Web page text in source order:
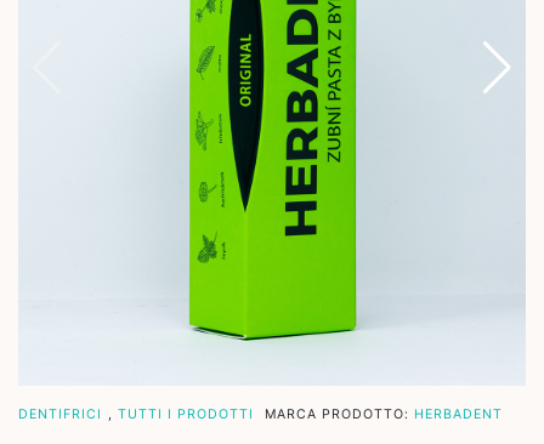
DENTIFRICI TUTTI I PRODOTTI MARCA PRODOTTO: HERBADENT